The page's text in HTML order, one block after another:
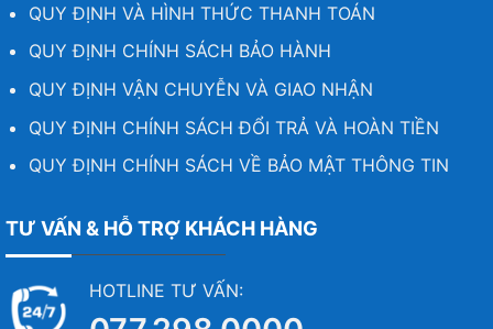
QUY ĐỊNH VÀ HÌNH THỨC THANH TOÁN
QUY ĐỊNH CHÍNH SÁCH BẢO HÀNH
QUY ĐỊNH VẬN CHUYỄN VÀ GIAO NHẬN
QUY ĐỊNH CHÍNH SÁCH ĐỔI TRẢ VÀ HOÀN TIỀN
QUY ĐỊNH CHÍNH SÁCH VỀ BẢO MẬT THÔNG TIN
TƯ VẤN & HỖ TRỢ KHÁCH HÀNG
HOTLINE TƯ VẤN: